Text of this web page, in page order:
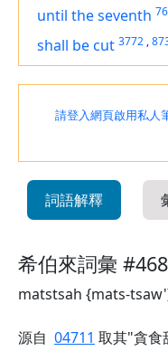
until the seventh
shall be cut 3772 ,
請登入網頁啟用私人
詞語解釋
希伯來詞彙
matstsah {mats-
源自 04711 取其"貪食